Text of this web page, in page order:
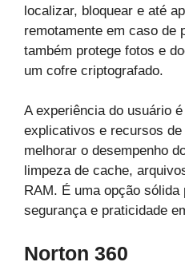
localizar, bloquear e até
remotamente em caso de
também protege fotos e
um cofre criptografado.
A experiência do usuário
explicativos e recursos
melhorar o desempenho
limpeza de cache,
RAM. É uma opção sólida
segurança e praticidade
Norton 360